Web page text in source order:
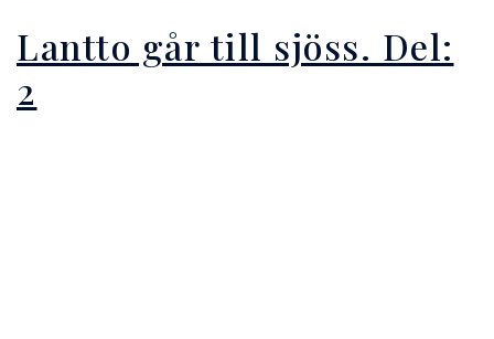
Lantto går till sjöss. Del:
2